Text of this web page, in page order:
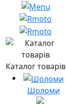
Каталог товарів
Шоломи